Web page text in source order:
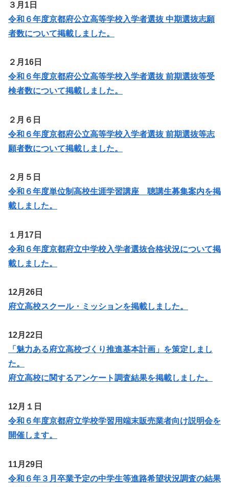
３月1日
令和６年度京都府公立高等学校入学者選抜 中期選抜志願
者数について掲載しました。
２月16日
令和６年度京都府公立高等学校入学者選抜 前期選抜等受
検者数について掲載しました。
２月６日
令和６年度京都府公立高等学校入学者選抜 前期選抜等志
願者数について掲載しました。
２月５日
令和６年度単位制高校生涯学習講座 聴講生募集案内を掲
載しました。
１月17日
令和６年度京都府立中学校入学者選抜合格状況について掲
載しました。
12月26日
府立高校スクール・ミッションを掲載しました。
12月22日
「魅力ある府立高校づくり推進基本計画」を策定しまし
た。
府立高校に関するアンケート調査結果を掲載しました。
12月１日
令和６年度京都府立学校学習用端末販売業者向け説明会を
開催します。
11月29日
令和６年３月卒業予定の中学生等進路希望状況調査の結果